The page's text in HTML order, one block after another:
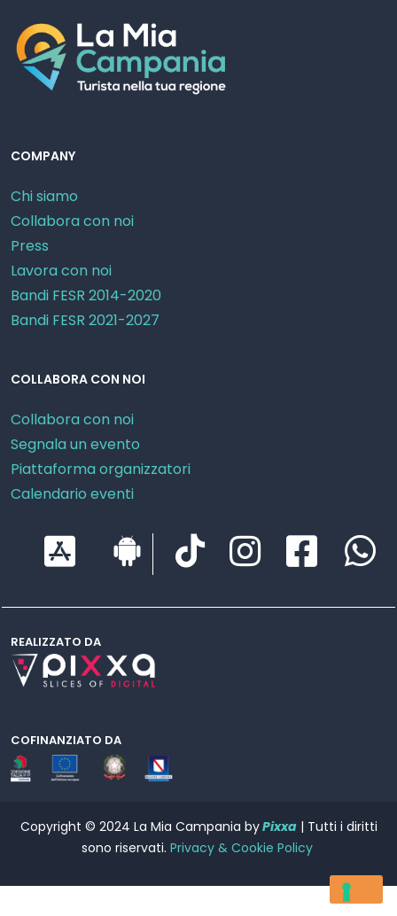
COMPANY
Chi siamo
Collabora con noi
Press
Lavora con noi
Bandi FESR 2014-2020
Bandi FESR 2021-2027
COLLABORA CON NOI
Collabora con noi
Segnala un evento
Piattaforma organizzatori
Calendario eventi
REALIZZATO DA
COFINANZIATO DA
Copyright © 2024 La Mia Campania byPixxa| Tutti i diritti
sono riservati. Privacy & Cookie Policy